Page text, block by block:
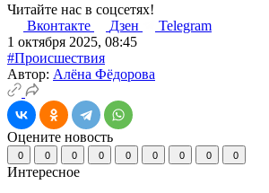
Читайте нас в соцсетях!
Вконтакте
Дзен
Telegram
1 октября 2025, 08:45
#Происшествия
Автор: Алёна Фёдорова
Оцените новость
0 0 0 0 0 0 0 0 0
Интересное